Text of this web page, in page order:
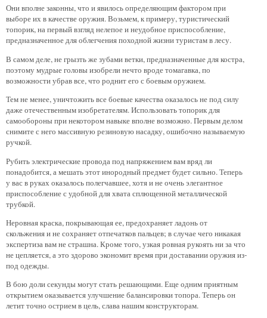
Они вполне законны, что и явилось определяющим фактором при
выборе их в качестве оружия. Возьмем, к примеру, туристический
топорик, на первый взгляд нелепое и неудобное приспособление,
предназначенное для облегчения походной жизни туристам в лесу.
В самом деле, не грызть же зубами ветки, предназначенные для костра,
поэтому мудрые головы изобрели нечто вроде томагавка, по
возможности убрав все, что роднит его с боевым оружием.
Тем не менее, уничтожить все боевые качества оказалось не под силу
даже отечественным изобретателям. Использовать топорик для
самообороны при некотором навыке вполне возможно. Первым делом
снимите с него массивную резиновую насадку, ошибочно называемую
ручкой.
Рубить электрические провода под напряжением вам вряд ли
понадобится, а мешать этот инородный предмет будет сильно. Теперь
у вас в руках оказалось полегчавшее, хотя и не очень элегантное
приспособление с удобной для хвата сплющенной металлической
трубкой.
Неровная краска, покрывающая ее, предохраняет ладонь от
скольжения и не сохраняет отпечатков пальцев; в случае чего никакая
экспертиза вам не страшна. Кроме того, узкая ровная рукоять ни за что
не цепляется, а это здорово экономит время при доставании оружия из-
под одежды.
В бою доли секунды могут стать решающими. Еще одним приятным
открытием оказывается улучшение балансировки топора. Теперь он
летит точно острием в цель, слава нашим конструкторам.